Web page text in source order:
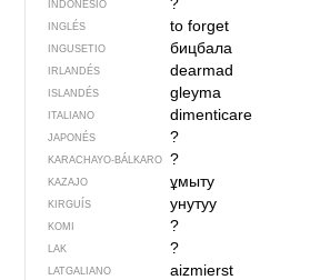
INDONESIO
INGLÉS to forget
INGUSETIO бицбала
IRLANDÉS dearmad
ISLANDÉS gleyma
ITALIANO dimenticare
JAPONÉS ?
KARACHAYO-BÁLKARO ?
KAZAJO ұмыту
KIRGUÍS унутуу
KOMI ?
LAK ?
LATGALIANO aizmierst